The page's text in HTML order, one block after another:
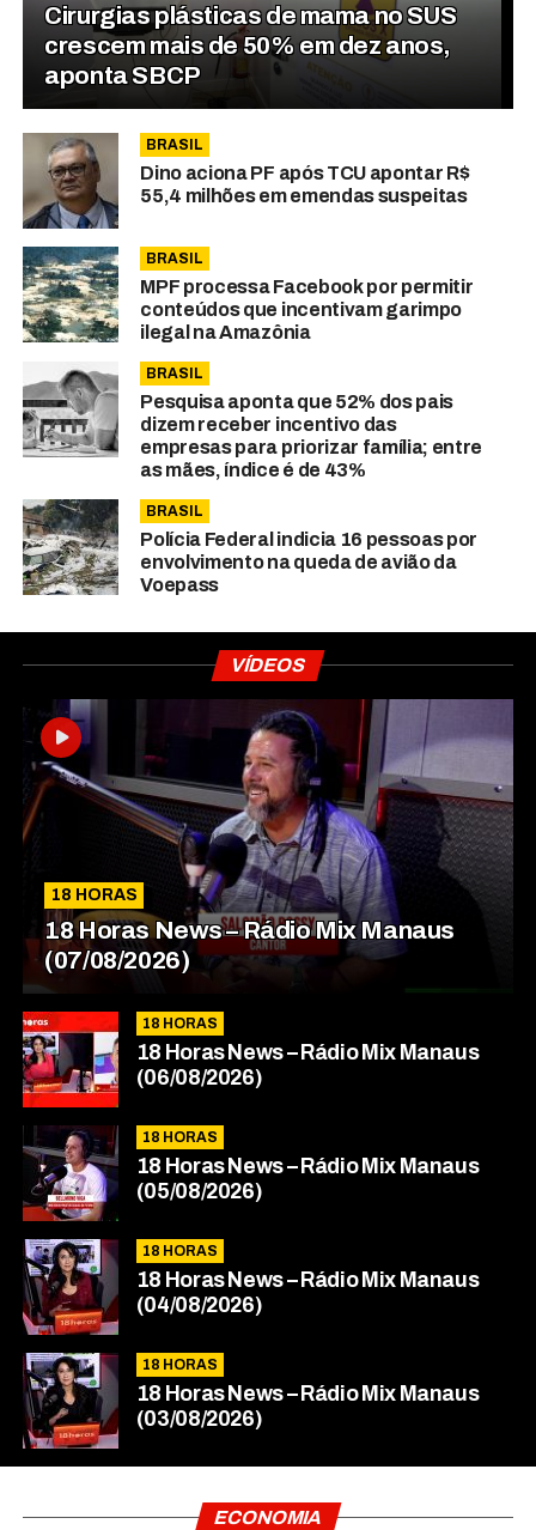
Cirurgias plásticas de mama no SUS
crescem mais de 50% em dez anos,
aponta SBCP
BRASIL
Dino aciona PF após TCU apontar R$
55,4 milhões em emendas suspeitas
BRASIL
MPF processa Facebook por permitir
conteúdos que incentivam garimpo
ilegal na Amazônia
BRASIL
Pesquisa aponta que 52% dos pais
dizem receber incentivo das
empresas para priorizar família; entre
as mães, índice é de 43%
BRASIL
Polícia Federal indicia 16 pessoas por
envolvimento na queda de avião da
Voepass
VÍDEOS
18 HORAS
18 Horas News​​​​​​​​​​​​ – Rádio Mix Manaus
(07/08/2026)
18 HORAS
18 Horas News​​​​​​​​​​​​ – Rádio Mix Manaus
(06/08/2026)
18 HORAS
18 Horas News​​​​​​​​​​​​ – Rádio Mix Manaus
(05/08/2026)
18 HORAS
18 Horas News​​​​​​​​​​​​ – Rádio Mix Manaus
(04/08/2026)
18 HORAS
18 Horas News​​​​​​​​​​​​ – Rádio Mix Manaus
(03/08/2026)
ECONOMIA